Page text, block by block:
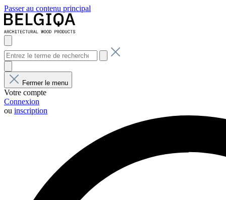
Passer au contenu principal
Fermer le menu
Votre compte
Connexion
ou inscription